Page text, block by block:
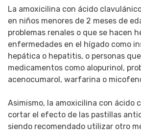
La amoxicilina con ácido
en niños menores de 2 meses de
problemas renales o que se hacen
enfermedades en el hígado como
hepática o hepatitis, o personas
medicamentos como alopurinol,
acenocumarol, warfarina o
Asimismo, la amoxicilina con ácido
cortar el efecto de las pastillas
siendo recomendado utilizar otro